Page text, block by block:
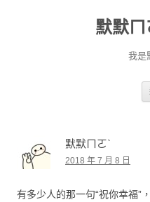
默默ㄇ
我是
默默ㄇㄛˋ
2018 年 7 月 8 日
有多少人的那一句“祝你幸福”